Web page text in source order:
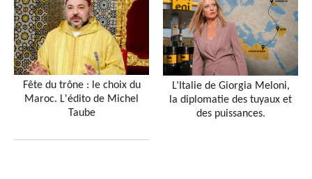
Fête du trône : le choix du
Maroc. L'édito de Michel
Taube
L’Italie de Giorgia Meloni,
la diplomatie des tuyaux et
des puissances.